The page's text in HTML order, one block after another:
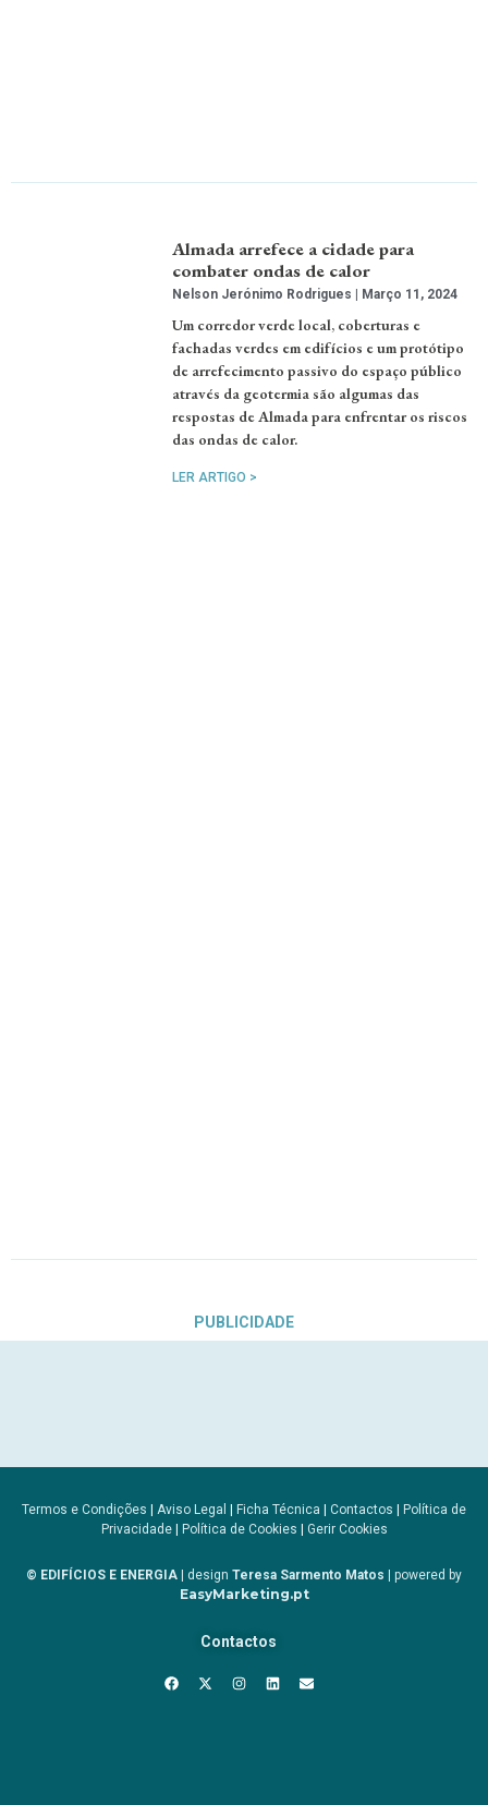
Almada arrefece a cidade para
combater ondas de calor
Nelson Jerónimo Rodrigues Março 11, 2024
Um corredor verde local, coberturas e
fachadas verdes em edifícios e um protótipo
de arrefecimento passivo do espaço público
através da geotermia são algumas das
respostas de Almada para enfrentar os riscos
das ondas de calor.
LER ARTIGO >
PUBLICIDADE
Termos e Condições | Aviso Legal | Ficha Técnica | Contactos | Política de
Privacidade| Política de Cookies | Gerir Cookies
© EDIFÍCIOS E ENERGIA | design Teresa Sarmento Matos | powered by
EasyMarketing.pt
Contactos